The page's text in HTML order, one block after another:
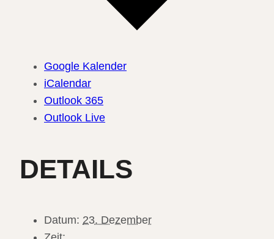
Google Kalender
iCalendar
Outlook 365
Outlook Live
DETAILS
Datum: 23. Dezember